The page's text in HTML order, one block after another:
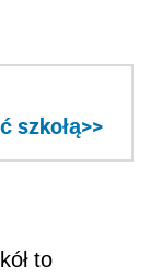
szkołą>>
to